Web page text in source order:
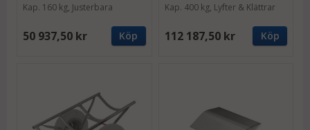
Kap. 160 kg, Justerbara
50 937,50 kr Köp
Kap. 400 kg, Lyfter & Klättrar
112 187,50 kr Köp